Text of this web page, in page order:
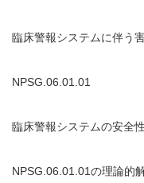
臨床警報システムに伴う
NPSG.06.01.01
臨床警報システムの安全
NPSG.06.01.01の理論的